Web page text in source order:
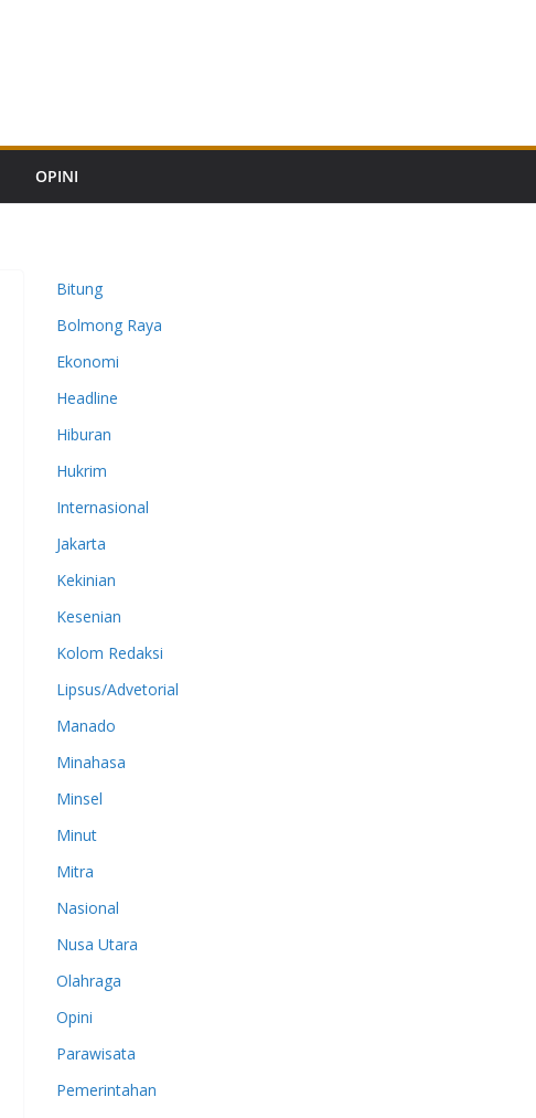
OPINI
Bitung
Bolmong Raya
Ekonomi
Headline
Hiburan
Hukrim
Internasional
Jakarta
Kekinian
Kesenian
Kolom Redaksi
Lipsus/Advetorial
Manado
Minahasa
Minsel
Minut
Mitra
Nasional
Nusa Utara
Olahraga
Opini
Parawisata
Pemerintahan